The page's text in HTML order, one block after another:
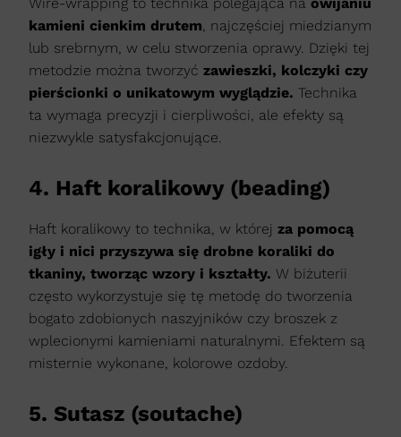
Wire-wrapping to technika polegająca na owijaniu
kamieni cienkim drutem, najczęściej miedzianym
lub srebrnym, w celu stworzenia oprawy. Dzięki tej
metodzie można tworzyć zawieszki, kolczyki czy
pierścionki o unikatowym wyglądzie. Technika
ta wymaga precyzji i cierpliwości, ale efekty są
niezwykle satysfakcjonujące.​
4. Haft koralikowy (beading)
Haft koralikowy to technika, w której za pomocą
igły i nici przyszywa się drobne koraliki do
tkaniny, tworząc wzory i kształty. W biżuterii
często wykorzystuje się tę metodę do tworzenia
bogato zdobionych naszyjników czy broszek z
wplecionymi kamieniami naturalnymi. Efektem są
misternie wykonane, kolorowe ozdoby.​
5. Sutasz (soutache)